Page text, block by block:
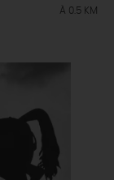
À 0.5 KM